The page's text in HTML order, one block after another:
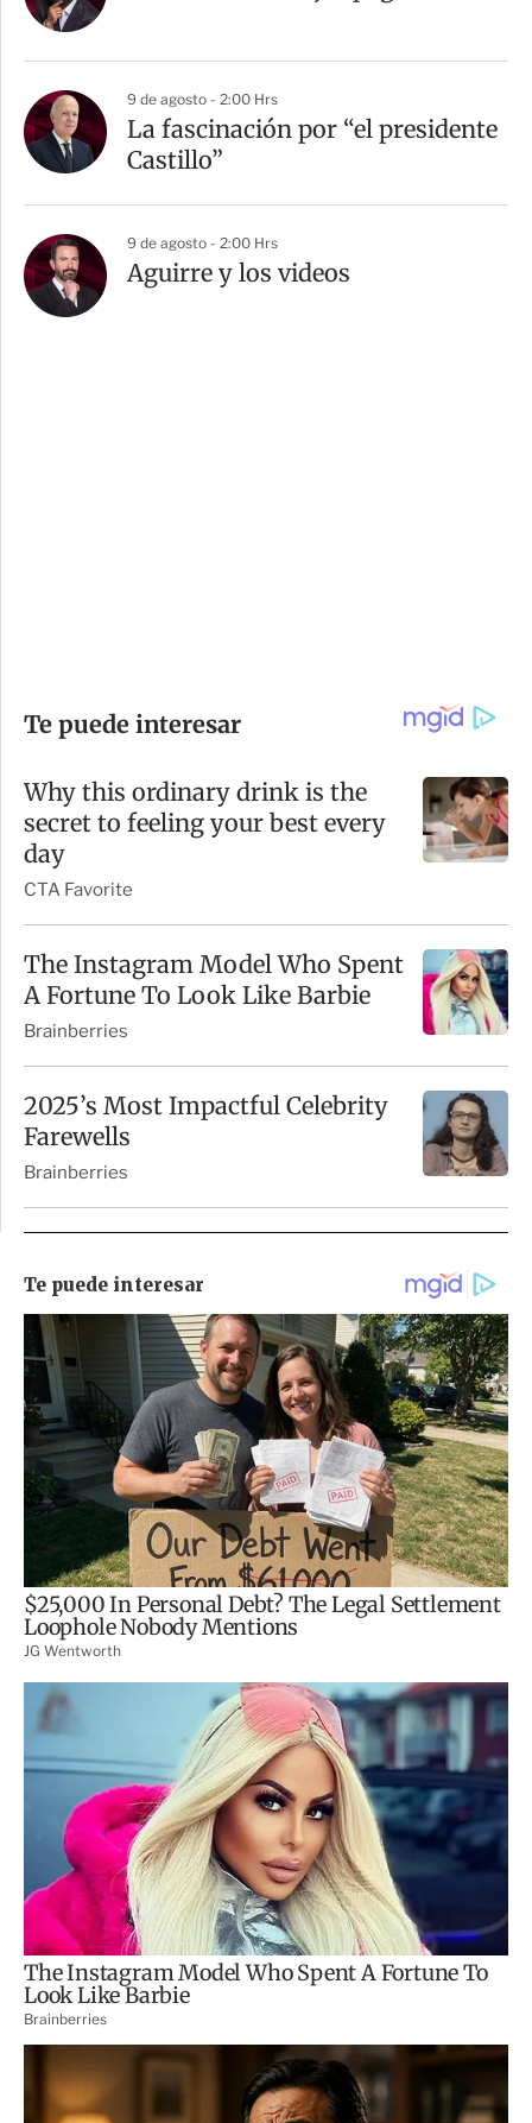
9 de agosto - 2:00 Hrs
La fascinación por “el presidente
Castillo”
9 de agosto - 2:00 Hrs
Aguirre y los videos